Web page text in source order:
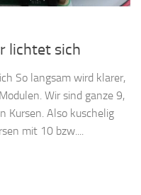
lichtet sich
So langsam wird klarer,
Wir sind ganze 9,
Kursen. Also kuschelig
mit 10 bzw....